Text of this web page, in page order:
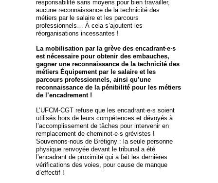
responsabilité sans moyens pour bien travailler,
aucune reconnaissance de la technicité des
métiers par le salaire et les parcours
professionnels… À cela s’ajoutent les
réorganisations incessantes !
La mobilisation par la grève des encadrant·e·s
est nécessaire pour obtenir des embauches,
gagner une reconnaissance de la technicité des
métiers Équipement par le salaire et les
parcours professionnels, ainsi qu’une
reconnaissance de la pénibilité pour les métiers
de l’encadrement !
L’UFCM-CGT refuse que les encadrant·e·s soient
utilisés hors de leurs compétences et dévoyés à
l’accomplissement de tâches pour intervenir en
remplacement de cheminot·e·s grévistes !
Souvenons-nous de Brétigny : la seule personne
physique renvoyée devant le tribunal a été
l’encadrant de proximité qui a fait les dernières
vérifications des voies, pour cause de manque
d’effectif !